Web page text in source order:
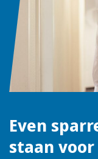
Even
staan